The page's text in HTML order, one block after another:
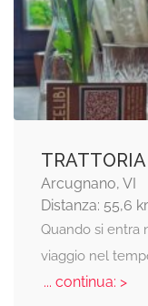
Arcugnano, VI
Distanza: 55,6
Quando si entra
viaggio nel
... continua: >